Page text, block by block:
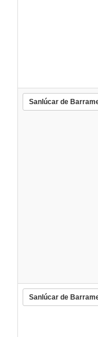
Sanlúcar de
Sanlúcar de